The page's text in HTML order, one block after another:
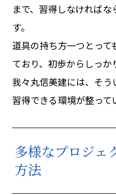
まで、習得しなければ
す。
道具の持ち方一つとっ
ており、初歩からしっか
我々丸信美建には、そ
習得できる環境が整って
多様なプロジェ
方法